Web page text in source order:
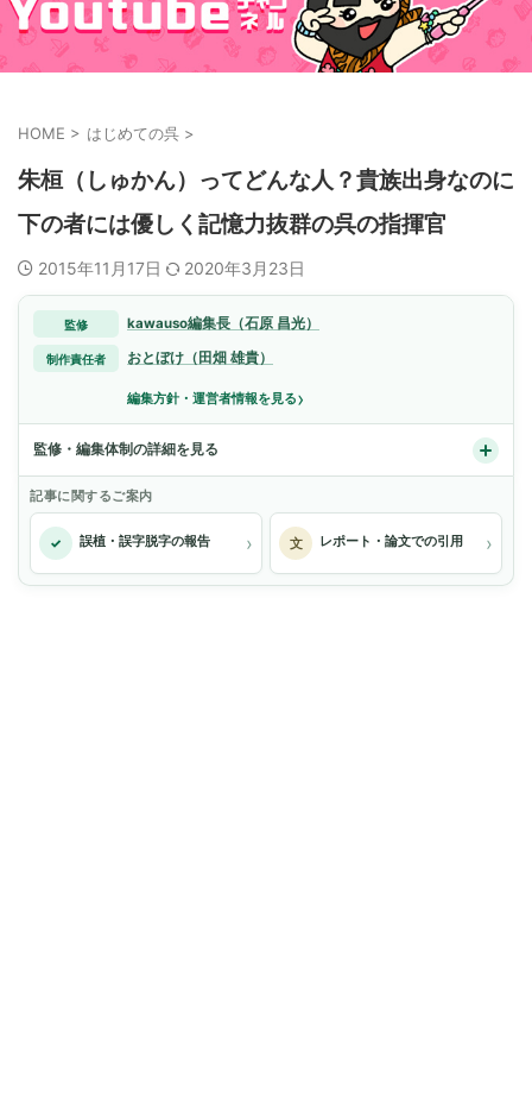
HOME > はじめての呉 >
朱桓（しゅかん）ってどんな人？貴族出身なのに
下の者には優しく記憶力抜群の呉の指揮官
2015年11月17日 2020年3月23日
監修 kawauso編集長（石原 昌光）
制作責任者 おとぼけ（田畑 雄貴）
編集方針・運営者情報を見る›
監修・編集体制の詳細を見る
記事に関するご案内
✓ 誤植・誤字脱字の報告 › 文 レポート・論文での引用 ›